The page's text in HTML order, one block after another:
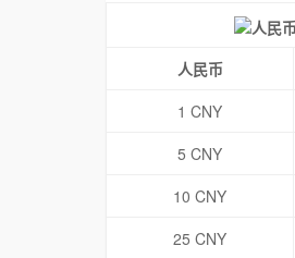
人民币
1 CNY
5 CNY
10 CNY
25 CNY